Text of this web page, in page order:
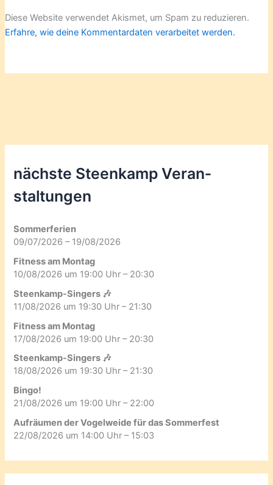
Diese Website verwendet Akismet, um Spam zu reduzieren.
Erfahre, wie deine Kommentardaten verarbeitet werden.
nächste Steenkamp Veran­
staltungen
Sommerferien
09/07/2026 – 19/08/2026
Fitness am Montag
10/08/2026 um 19:00 Uhr – 20:30
Steenkamp-Singers 🎶
11/08/2026 um 19:30 Uhr – 21:30
Fitness am Montag
17/08/2026 um 19:00 Uhr – 20:30
Steenkamp-Singers 🎶
18/08/2026 um 19:30 Uhr – 21:30
Bingo!
21/08/2026 um 19:00 Uhr – 22:00
Aufräumen der Vogelweide für das Sommerfest
22/08/2026 um 14:00 Uhr – 15:03